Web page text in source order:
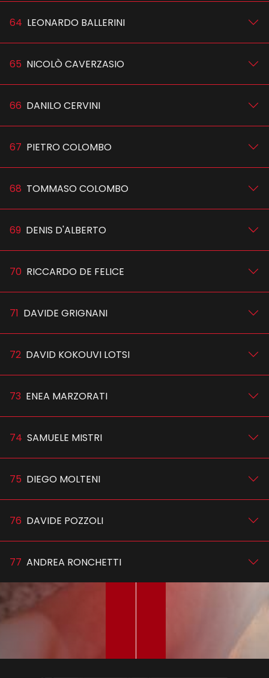
64 LEONARDO BALLERINI
65 NICOLÒ CAVERZASIO
66 DANILO CERVINI
67 PIETRO COLOMBO
68 TOMMASO COLOMBO
69 DENIS D'ALBERTO
70 RICCARDO DE FELICE
71 DAVIDE GRIGNANI
72 DAVID KOKOUVI LOTSI
73 ENEA MARZORATI
74 SAMUELE MISTRI
75 DIEGO MOLTENI
76 DAVIDE POZZOLI
77 ANDREA RONCHETTI